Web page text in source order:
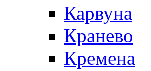
Карвуна
Кранево
Кремена